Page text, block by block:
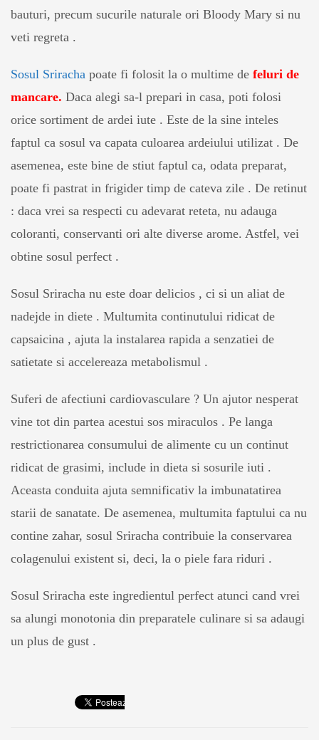
bauturi, precum sucurile naturale ori Bloody Mary si nu
veti regreta .
Sosul Sriracha poate fi folosit la o multime de feluri de
mancare. Daca alegi sa-l prepari in casa, poti folosi
orice sortiment de ardei iute . Este de la sine inteles
faptul ca sosul va capata culoarea ardeiului utilizat . De
asemenea, este bine de stiut faptul ca, odata preparat,
poate fi pastrat in frigider timp de cateva zile . De retinut
: daca vrei sa respecti cu adevarat reteta, nu adauga
coloranti, conservanti ori alte diverse arome. Astfel, vei
obtine sosul perfect .
Sosul Sriracha nu este doar delicios , ci si un aliat de
nadejde in diete . Multumita continutului ridicat de
capsaicina , ajuta la instalarea rapida a senzatiei de
satietate si accelereaza metabolismul .
Suferi de afectiuni cardiovasculare ? Un ajutor nesperat
vine tot din partea acestui sos miraculos . Pe langa
restrictionarea consumului de alimente cu un continut
ridicat de grasimi, include in dieta si sosurile iuti .
Aceasta conduita ajuta semnificativ la imbunatatirea
starii de sanatate. De asemenea, multumita faptului ca nu
contine zahar, sosul Sriracha contribuie la conservarea
colagenului existent si, deci, la o piele fara riduri .
Sosul Sriracha este ingredientul perfect atunci cand vrei
sa alungi monotonia din preparatele culinare si sa adaugi
un plus de gust .